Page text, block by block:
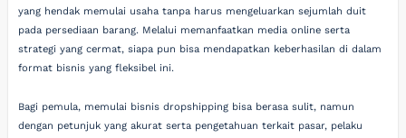
yang hendak memulai usaha tanpa harus mengeluarkan sejumlah duit
pada persediaan barang. Melalui memanfaatkan media online serta
strategi yang cermat, siapa pun bisa mendapatkan keberhasilan di dalam
format bisnis yang fleksibel ini.
Bagi pemula, memulai bisnis dropshipping bisa berasa sulit, namun
dengan petunjuk yang akurat serta pengetahuan terkait pasar, pelaku